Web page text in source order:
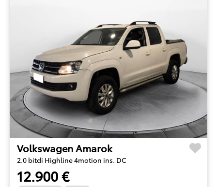
Volkswagen Amarok
2.0 bitdi Highline 4motion ins. DC
12.900 €